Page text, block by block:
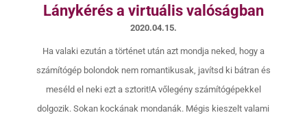
Lánykérés a virtuális valóságban
2020.04.15.
Ha valaki ezután a történet után azt mondja neked, hogy a
számítógép bolondok nem romantikusak, javítsd ki bátran és
meséld el neki ezt a sztorit!A vőlegény számítógépekkel
dolgozik. Sokan kockának mondanák. Mégis kieszelt valami